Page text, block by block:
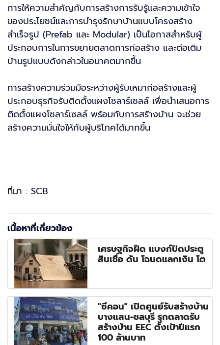
การให้ความสำคัญกับการสร้างการรับรู้และความเข้าใจ
ของประโยชน์และการบำรุงรักษาบ้านแบบโครงสร้าง
สำเร็จรูป (Prefab และ Modular) เป็นโอกาสสำหรับผู้
ประกอบการในการขยายตลาดการก่อสร้าง และต่อเติม
บ้านรูปแบบดังกล่าวในอนาคตมากขึ้น
การสร้างความร่วมมือระหว่างผู้รับเหมาก่อสร้างและผู้
ประกอบธุรกิจรับติดตั้งแผงโซลาร์เซลล์ เพื่อนำเสนอการ
ติดตั้งแผงโซลาร์เซลล์ พร้อมกับการสร้างบ้าน จะช่วย
สร้างความมั่นใจให้กับผู้บริโภคได้มากขึ้น
ที่มา : SCB
เนื้อหาที่เกี่ยวข้อง
เศรษฐกิจฝืด แบงก์ปิดประตู
สินเชื่อ ดัน โฉนดแลกเงิน โต
"ซีคอน" เปิดศูนย์รับสร้างบ้าน
บางแสน-ชลบุรี รุกตลาดรับ
สร้างบ้าน EEC ตั้งเป้าปีแรก
100 ล้านบาท